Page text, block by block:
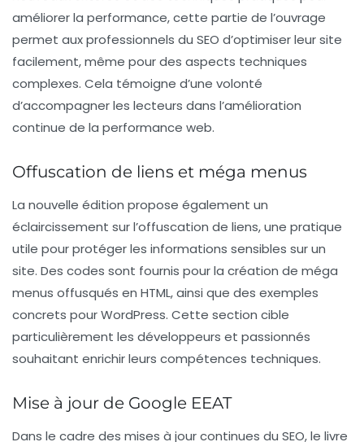
améliorer la performance, cette partie de l’ouvrage
permet aux professionnels du SEO d’optimiser leur site
facilement, même pour des aspects techniques
complexes. Cela témoigne d’une volonté
d’accompagner les lecteurs dans l’amélioration
continue de la performance web.
Offuscation de liens et méga menus
La nouvelle édition propose également un
éclaircissement sur l’offuscation de liens, une pratique
utile pour protéger les informations sensibles sur un
site. Des codes sont fournis pour la création de méga
menus offusqués en HTML, ainsi que des exemples
concrets pour WordPress. Cette section cible
particulièrement les développeurs et passionnés
souhaitant enrichir leurs compétences techniques.
Mise à jour de Google EEAT
Dans le cadre des mises à jour continues du SEO, le livre